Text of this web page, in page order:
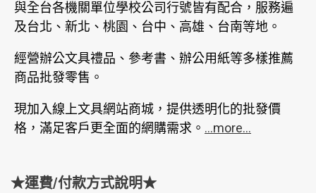
與全台各機關單位學校公司行號皆有配合，服務遍
及台北、新北、桃園、台中、高雄、台南等地。
經營辦公文具禮品、參考書、辦公用紙等多樣推薦
商品批發零售。
現加入線上文具網站商城，提供透明化的批發價
格，滿足客戶更全面的網購需求。 ...more...
★運費/付款方式說明★